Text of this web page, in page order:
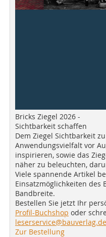
Bricks Ziegel 2026 -
Sichtbarkeit schaffen
Dem Ziegel Sichtbarkeit
Anwendungsvielfalt vor
inspirieren, sowie das
näher zu beleuchten,
Viele spannende Artikel
Einsatzmöglichkeiten des
Bandbreite.
Bestellen Sie jetzt Ihr
Profil-Buchshop oder
leserservice@bauverlag.de
Zur Bestellung